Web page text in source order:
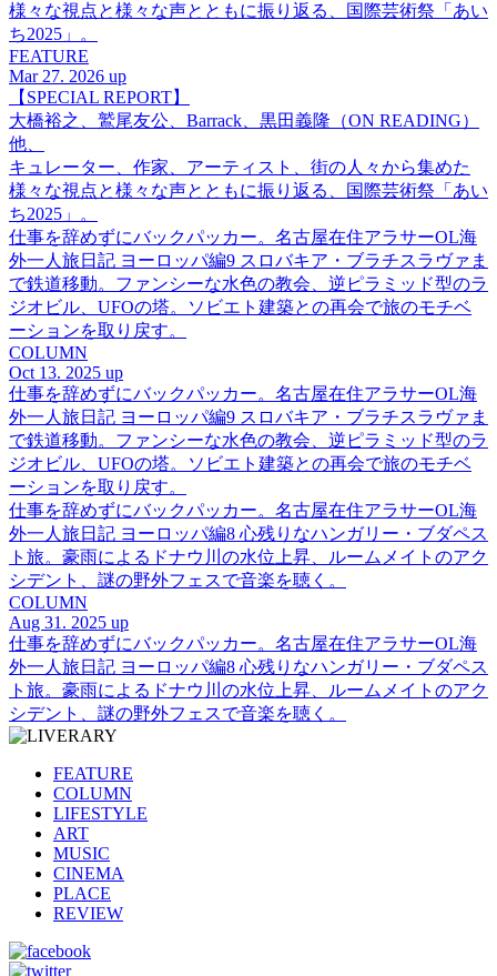
様々な視点と様々な声とともに振り返る、国際芸術祭「あい
ち2025」。
FEATURE
Mar 27. 2026 up
【SPECIAL REPORT】
大橋裕之、鷲尾友公、Barrack、黒田義隆（ON READING）
他、
キュレーター、作家、アーティスト、街の人々から集めた
様々な視点と様々な声とともに振り返る、国際芸術祭「あい
ち2025」。
仕事を辞めずにバックパッカー。名古屋在住アラサーOL海
外一人旅日記 ヨーロッパ編9 スロバキア・ブラチスラヴァま
で鉄道移動。ファンシーな水色の教会、逆ピラミッド型のラ
ジオビル、UFOの塔。ソビエト建築との再会で旅のモチベ
ーションを取り戻す。
COLUMN
Oct 13. 2025 up
仕事を辞めずにバックパッカー。名古屋在住アラサーOL海
外一人旅日記 ヨーロッパ編9 スロバキア・ブラチスラヴァま
で鉄道移動。ファンシーな水色の教会、逆ピラミッド型のラ
ジオビル、UFOの塔。ソビエト建築との再会で旅のモチベ
ーションを取り戻す。
仕事を辞めずにバックパッカー。名古屋在住アラサーOL海
外一人旅日記 ヨーロッパ編8 心残りなハンガリー・ブダペス
ト旅。豪雨によるドナウ川の水位上昇、ルームメイトのアク
シデント、謎の野外フェスで音楽を聴く。
COLUMN
Aug 31. 2025 up
仕事を辞めずにバックパッカー。名古屋在住アラサーOL海
外一人旅日記 ヨーロッパ編8 心残りなハンガリー・ブダペス
ト旅。豪雨によるドナウ川の水位上昇、ルームメイトのアク
シデント、謎の野外フェスで音楽を聴く。
FEATURE
COLUMN
LIFESTYLE
ART
MUSIC
CINEMA
PLACE
REVIEW